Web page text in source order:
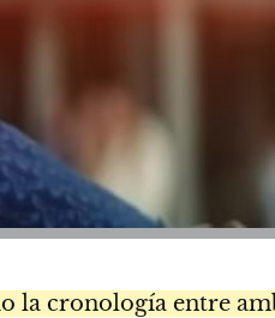
la cronología entre